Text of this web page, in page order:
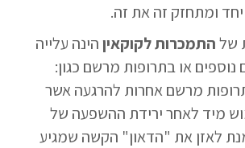
ומתחזק זה את זה.
שלהתמכרות לקוקאיןהינה עלייה
או בתרופות מרשם כגון:
מרשם אחרות להרגעה אשר
מיד לאחר ירידת ההשפעה של
לאזן את "הדאון" הקשה שמגיע